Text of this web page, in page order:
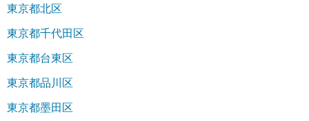
東京都北区
東京都千代田区
東京都台東区
東京都品川区
東京都墨田区